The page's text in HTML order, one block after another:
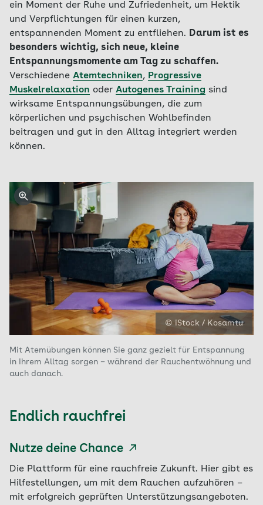
ein Moment der Ruhe und Zufriedenheit, um Hektik
und Verpflichtungen für einen kurzen,
entspannenden Moment zu entfliehen. Darum ist es
besonders wichtig, sich neue, kleine
Entspannungsmomente am Tag zu schaffen.
Verschiedene Atemtechniken, Progressive
Muskelrelaxation oder Autogenes Training sind
wirksame Entspannungsübungen, die zum
körperlichen und psychischen Wohlbefinden
beitragen und gut in den Alltag integriert werden
können.
© iStock / Kosamtu
Mit Atemübungen können Sie ganz gezielt für Entspannung
in Ihrem Alltag sorgen – während der Rauchentwöhnung und
auch danach.
Endlich rauchfrei
Nutze deine Chance
Die Plattform für eine rauchfreie Zukunft. Hier gibt es
Hilfestellungen, um mit dem Rauchen aufzuhören –
mit erfolgreich geprüften Unterstützungsangeboten.